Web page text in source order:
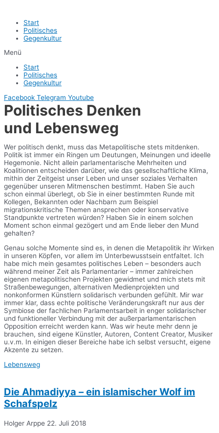
Start
Politisches
Gegenkultur
Menü
Start
Politisches
Gegenkultur
Facebook Telegram Youtube
Politisches Denken
und Lebensweg
Wer politisch denkt, muss das Metapolitische stets mitdenken.
Politik ist immer ein Ringen um Deutungen, Meinungen und ideelle
Hegemonie. Nicht allein parlamentarische Mehrheiten und
Koalitionen entscheiden darüber, wie das gesellschaftliche Klima,
mithin der Zeitgeist unser Leben und unser soziales Verhalten
gegenüber unseren Mitmenschen bestimmt. Haben Sie auch
schon einmal überlegt, ob Sie in einer bestimmten Runde mit
Kollegen, Bekannten oder Nachbarn zum Beispiel
migrationskritische Themen ansprechen oder konservative
Standpunkte vertreten würden? Haben Sie in einem solchen
Moment schon einmal gezögert und am Ende lieber den Mund
gehalten?
Genau solche Momente sind es, in denen die Metapolitik ihr Wirken
in unseren Köpfen, vor allem im Unterbewusstsein entfaltet. Ich
habe mich mein gesamtes politisches Leben – besonders auch
während meiner Zeit als Parlamentarier – immer zahlreichen
eigenen metapolitischen Projekten gewidmet und mich stets mit
Straßenbewegungen, alternativen Medienprojekten und
nonkonformen Künstlern solidarisch verbunden gefühlt. Mir war
immer klar, dass echte politische Veränderungskraft nur aus der
Symbiose der fachlichen Parlamentsarbeit in enger solidarischer
und funktioneller Verbindung mit der außerparlamentarischen
Opposition erreicht werden kann. Was wir heute mehr denn je
brauchen, sind eigene Künstler, Autoren, Content Creator, Musiker
u.v.m. In einigen dieser Bereiche habe ich selbst versucht, eigene
Akzente zu setzen.
Lebensweg
Die Ahmadiyya – ein islamischer Wolf im
Schafspelz
Holger Arppe 22. Juli 2018